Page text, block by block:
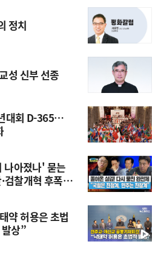
정치
성 신부 선종
대회 D-365…
나아졌나' 묻는
검찰개혁 후폭
약 허용은 초법
상”